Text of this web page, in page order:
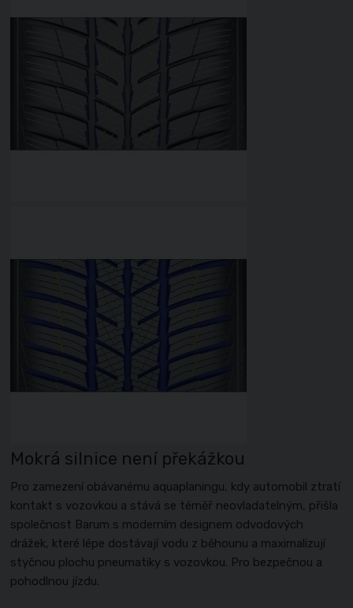
Mokrá silnice není překážkou
Pro zamezení obávanému aquaplaningu, kdy automobil ztratí
kontakt s vozovkou a stává se téměř neovladatelným, přišla
společnost Barum s moderním designem odvodových
drážek, které lépe dostávají vodu z běhounu a maximalizují
styčnou plochu pneumatiky s vozovkou. Pro bezpečnou a
pohodlnou jízdu.